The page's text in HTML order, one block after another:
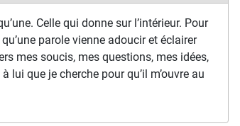
Celle qui donne sur l’intérieur. Pour
parole vienne adoucir et éclairer
mes soucis, mes questions, mes idées,
lui que je cherche pour qu’il m’ouvre au